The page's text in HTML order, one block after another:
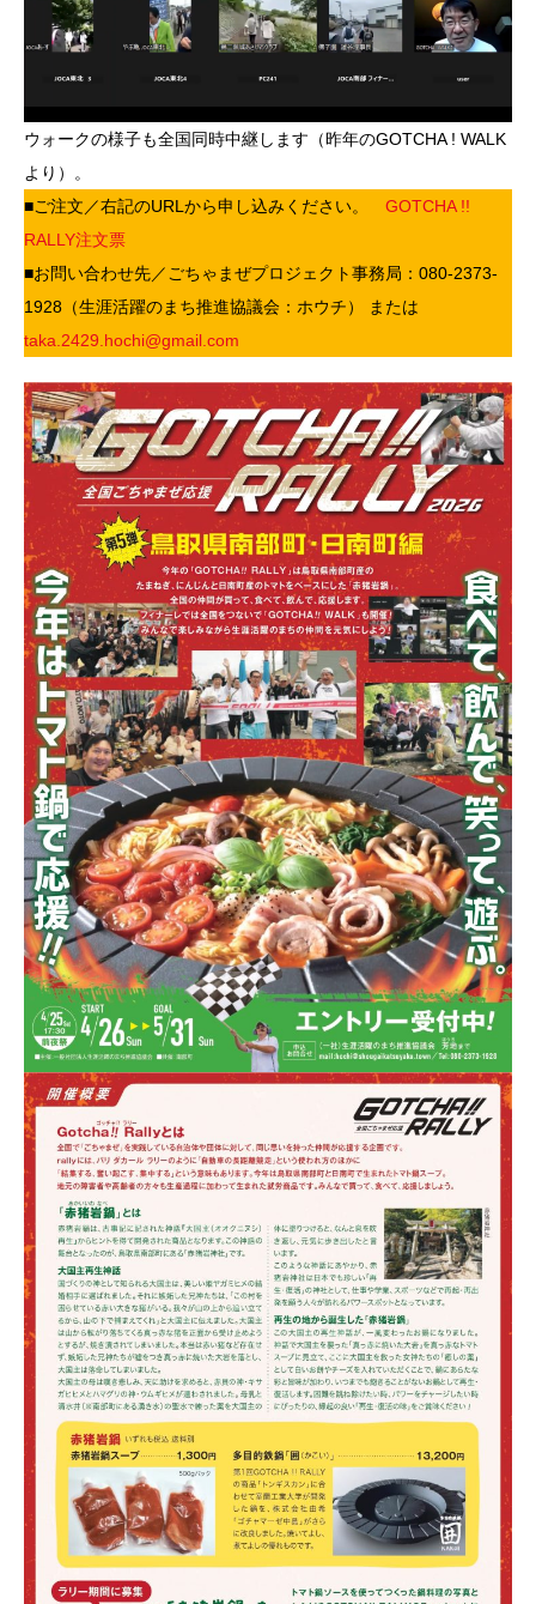
ウォークの様子も全国同時中継します（昨年のGOTCHA ! WALK
より）。
■ご注文／右記のURLから申し込みください。 GOTCHA !!
RALLY注文票
■お問い合わせ先／ごちゃまぜプロジェクト事務局：080-2373-
1928（生涯活躍のまち推進協議会：ホウチ） または
taka.2429.hochi@gmail.com